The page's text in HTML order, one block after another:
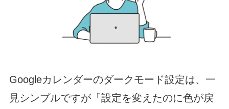
Googleカレンダーのダークモード設定は、一
見シンプルですが「設定を変えたのに色が戻